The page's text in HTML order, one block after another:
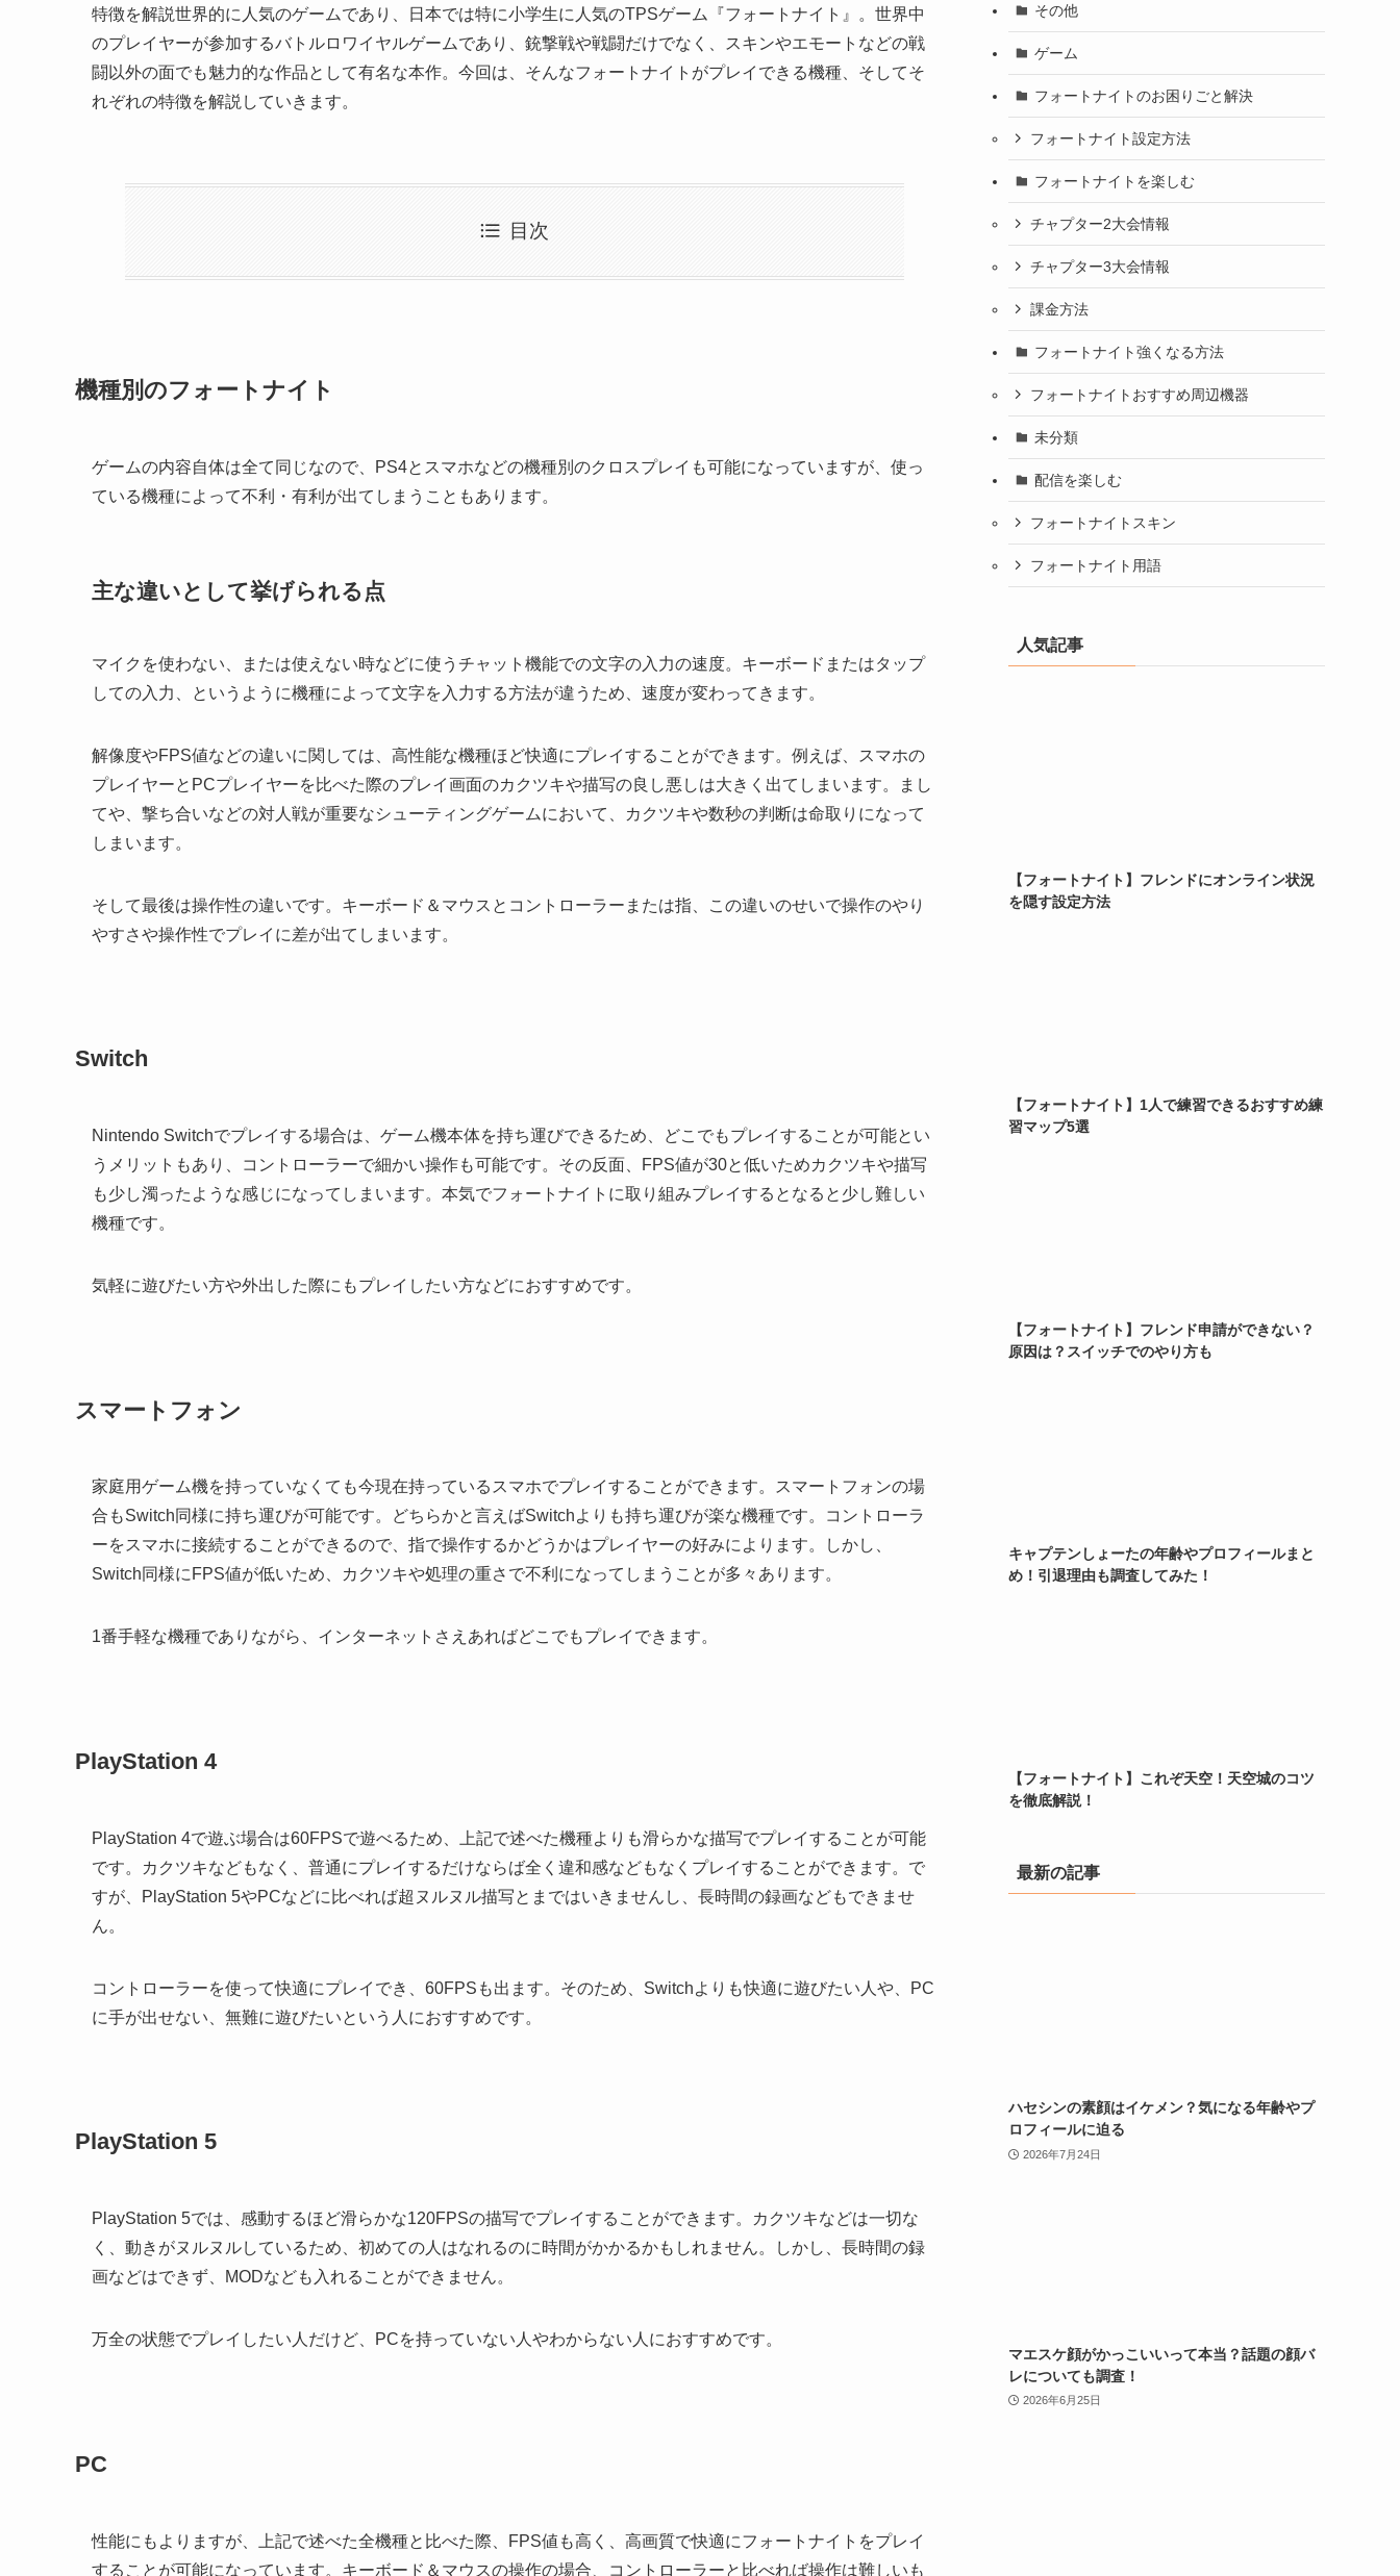
特徴を解説世界的に人気のゲームであり、日本では特に小学生に人気のTPSゲーム『フォートナイト』。世界中
のプレイヤーが参加するバトルロワイヤルゲームであり、銃撃戦や戦闘だけでなく、スキンやエモートなどの戦
闘以外の面でも魅力的な作品として有名な本作。今回は、そんなフォートナイトがプレイできる機種、そしてそ
れぞれの特徴を解説していきます。
目次
機種別のフォートナイト
ゲームの内容自体は全て同じなので、PS4とスマホなどの機種別のクロスプレイも可能になっていますが、使っ
ている機種によって不利・有利が出てしまうこともあります。
主な違いとして挙げられる点
マイクを使わない、または使えない時などに使うチャット機能での文字の入力の速度。キーボードまたはタップ
しての入力、というように機種によって文字を入力する方法が違うため、速度が変わってきます。
解像度やFPS値などの違いに関しては、高性能な機種ほど快適にプレイすることができます。例えば、スマホの
プレイヤーとPCプレイヤーを比べた際のプレイ画面のカクツキや描写の良し悪しは大きく出てしまいます。まし
てや、撃ち合いなどの対人戦が重要なシューティングゲームにおいて、カクツキや数秒の判断は命取りになって
しまいます。
そして最後は操作性の違いです。キーボード＆マウスとコントローラーまたは指、この違いのせいで操作のやり
やすさや操作性でプレイに差が出てしまいます。
Switch
Nintendo Switchでプレイする場合は、ゲーム機本体を持ち運びできるため、どこでもプレイすることが可能とい
うメリットもあり、コントローラーで細かい操作も可能です。その反面、FPS値が30と低いためカクツキや描写
も少し濁ったような感じになってしまいます。本気でフォートナイトに取り組みプレイするとなると少し難しい
機種です。
気軽に遊びたい方や外出した際にもプレイしたい方などにおすすめです。
スマートフォン
家庭用ゲーム機を持っていなくても今現在持っているスマホでプレイすることができます。スマートフォンの場
合もSwitch同様に持ち運びが可能です。どちらかと言えばSwitchよりも持ち運びが楽な機種です。コントローラ
ーをスマホに接続することができるので、指で操作するかどうかはプレイヤーの好みによります。しかし、
Switch同様にFPS値が低いため、カクツキや処理の重さで不利になってしまうことが多々あります。
1番手軽な機種でありながら、インターネットさえあればどこでもプレイできます。
PlayStation 4
PlayStation 4で遊ぶ場合は60FPSで遊べるため、上記で述べた機種よりも滑らかな描写でプレイすることが可能
です。カクツキなどもなく、普通にプレイするだけならば全く違和感などもなくプレイすることができます。で
すが、PlayStation 5やPCなどに比べれば超ヌルヌル描写とまではいきませんし、長時間の録画などもできませ
ん。
コントローラーを使って快適にプレイでき、60FPSも出ます。そのため、Switchよりも快適に遊びたい人や、PC
に手が出せない、無難に遊びたいという人におすすめです。
PlayStation 5
PlayStation 5では、感動するほど滑らかな120FPSの描写でプレイすることができます。カクツキなどは一切な
く、動きがヌルヌルしているため、初めての人はなれるのに時間がかかるかもしれません。しかし、長時間の録
画などはできず、MODなども入れることができません。
万全の状態でプレイしたい人だけど、PCを持っていない人やわからない人におすすめです。
PC
性能にもよりますが、上記で述べた全機種と比べた際、FPS値も高く、高画質で快適にフォートナイトをプレイ
することが可能になっています。キーボード＆マウスの操作の場合、コントローラーと比べれば操作は難しいも
その他
ゲーム
フォートナイトのお困りごと解決
フォートナイト設定方法
フォートナイトを楽しむ
チャプター2大会情報
チャプター3大会情報
課金方法
フォートナイト強くなる方法
フォートナイトおすすめ周辺機器
未分類
配信を楽しむ
フォートナイトスキン
フォートナイト用語
人気記事
【フォートナイト】フレンドにオンライン状況
を隠す設定方法
【フォートナイト】1人で練習できるおすすめ練
習マップ5選
【フォートナイト】フレンド申請ができない？
原因は？スイッチでのやり方も
キャプテンしょーたの年齢やプロフィールまと
め！引退理由も調査してみた！
【フォートナイト】これぞ天空！天空城のコツ
を徹底解説！
最新の記事
ハセシンの素顔はイケメン？気になる年齢やプ
ロフィールに迫る
2026年7月24日
マエスケ顔がかっこいいって本当？話題の顔バ
レについても調査！
2026年6月25日